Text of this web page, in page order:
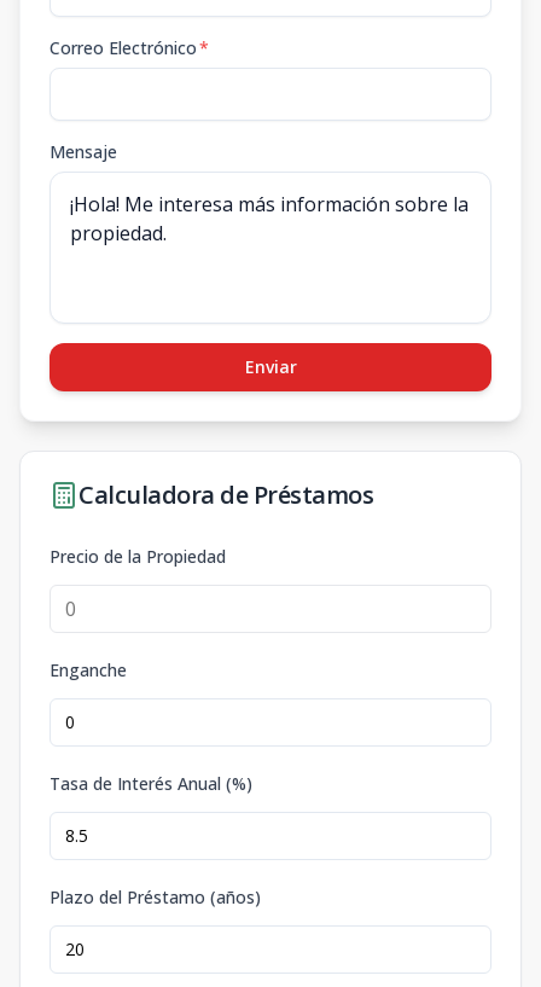
Correo Electrónico*
Mensaje
Enviar
Calculadora de Préstamos
Precio de la Propiedad
Enganche
Tasa de Interés Anual (%)
Plazo del Préstamo (años)